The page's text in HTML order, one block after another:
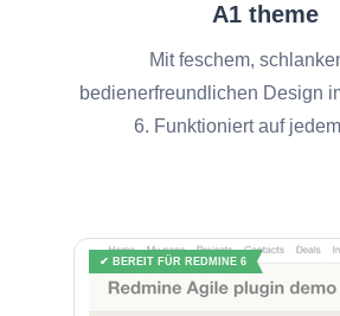
A1 theme
Mit feschem,
bedienerfreundlichen Design
6. Funktioniert auf
✔ BEREIT FÜR REDMINE 6